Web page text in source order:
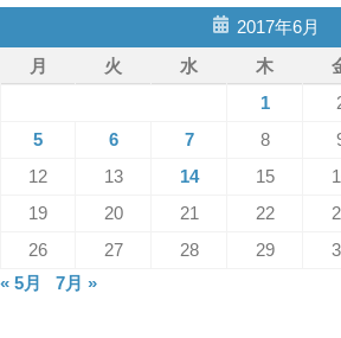
2017年6月
月
火 水 木
1
5
6 7 8
12
13 14 15
19
20 21 22
26
27 28 29
« 5月
7月 »